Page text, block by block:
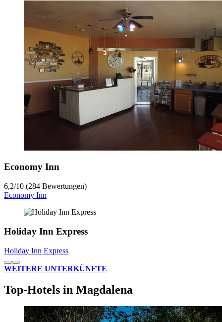
Economy Inn
6,2/10 (284 Bewertungen)
Economy Inn
Holiday Inn Express
Holiday Inn Express
WEITERE UNTERKÜNFTE
Top-Hotels in Magdalena